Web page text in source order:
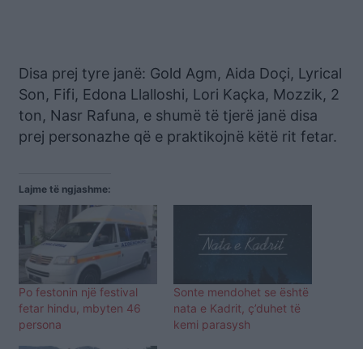
Disa prej tyre janë: Gold Agm, Aida Doçi, Lyrical
Son, Fifi, Edona Llalloshi, Lori Kaçka, Mozzik, 2
ton, Nasr Rafuna, e shumë të tjerë janë disa
prej personazhe që e praktikojnë këtë rit fetar.
Lajme të ngjashme:
Po festonin një festival
fetar hindu, mbyten 46
persona
Sonte mendohet se është
nata e Kadrit, ç’duhet të
kemi parasysh